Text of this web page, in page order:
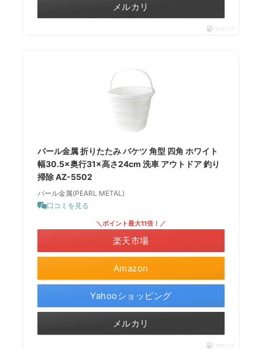
メルカリ
ポチップ
パール金属 折りたたみ バケツ 角型 四角 ホワイト
幅30.5×奥行31×高さ24cm 洗車 アウトドア 釣り
掃除 AZ-5502
パール金属(PEARL METAL)
口コミを見る
Amazon
＼ポイント最大11倍！／
楽天市場
Yahooショッピング
メルカリ
ポチップ